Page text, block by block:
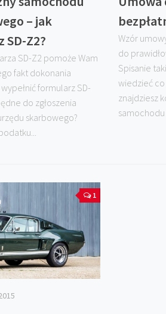
– jak
Z2?
SD-Z2 pomoże Wam
fakt dokonania
formularz SD-
do zgłoszenia
skarbowego?
Wzór
do
Spisanie
wiedzieć co
znajdziesz
samochodu
1